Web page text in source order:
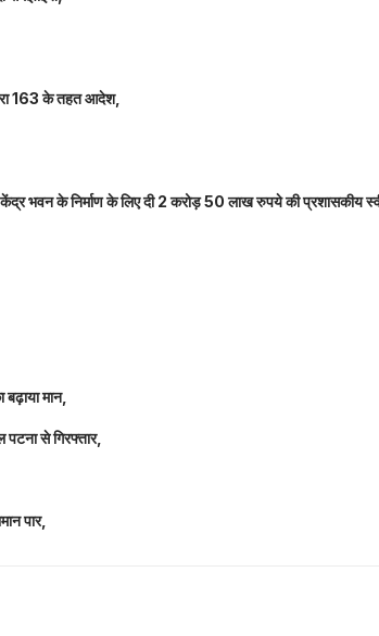
163 के तहत आदेश,
केंद्र भवन के निर्माण के लिए दी 2 करोड़ 50 लाख रुपये की प्रशासकीय
मान,
से गिरफ्तार,
पार,